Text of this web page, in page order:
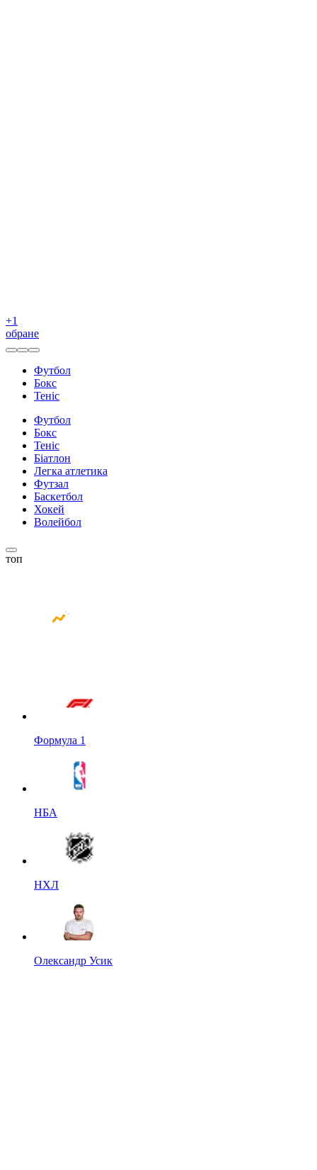
+1
обране
Футбол
Бокс
Теніс
Футбол
Бокс
Теніс
Біатлон
Легка атлетика
Футзал
Баскетбол
Хокей
Волейбол
топ
Формула 1
НБА
НХЛ
Олександр Усик